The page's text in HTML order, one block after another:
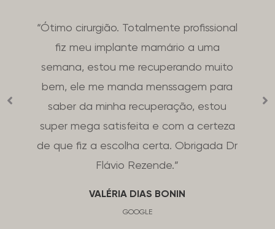
“Ótimo cirurgião. Totalmente profissional
fiz meu implante mamário a uma
semana, estou me recuperando muito
bem, ele me manda menssagem para
saber da minha recuperação, estou
super mega satisfeita e com a certeza
de que fiz a escolha certa. Obrigada Dr
Flávio Rezende.”
VALÉRIA DIAS BONIN
GOOGLE